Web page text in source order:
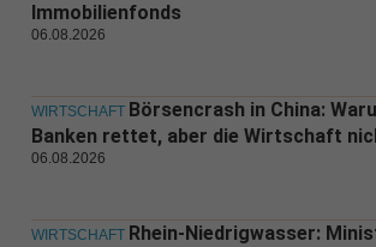
Immobilienfonds
06.08.2026
WIRTSCHAFT Börsencrash in China:
Banken rettet, aber die Wirtschaft
06.08.2026
WIRTSCHAFT Rhein-Niedrigwasser: